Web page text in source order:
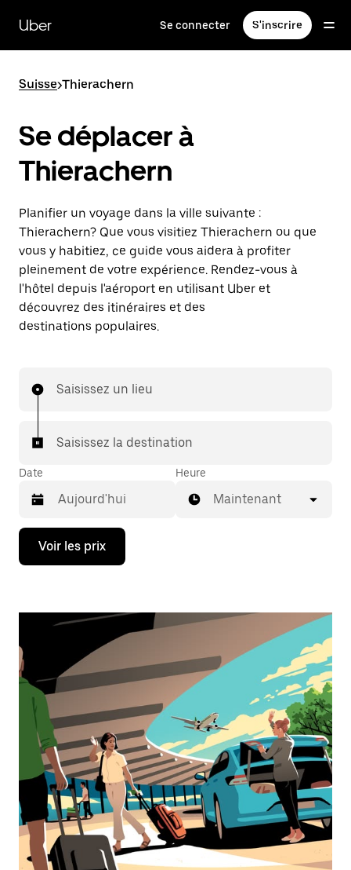
contenu
principal
Uber Se connecter S'inscrire
Suisse>Thierachern
Se déplacer à
Thierachern
Planifier un voyage dans la ville suivante :
Thierachern? Que vous visitiez Thierachern ou que
vous y habitiez, ce guide vous aidera à profiter
pleinement de votre expérience. Rendez-vous à
l'hôtel depuis l'aéroport en utilisant Uber et
découvrez des itinéraires et des
destinations populaires.
Saisissez un lieu
Saisissez la destination
Date
Appuyez
la
ouvrir
le
calendrier
sélectionner
une
date.
Appuyez
la
touche
Échap
pour
fermer
calendrier.
Heure
Maintenant
Voir les prix